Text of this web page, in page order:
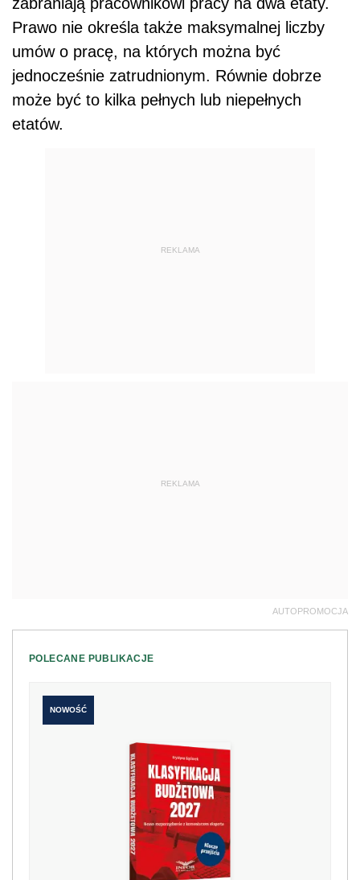
Prawo nie określa także maksymalnej liczby
umów o pracę, na których można być
jednocześnie zatrudnionym. Równie dobrze
może być to kilka pełnych lub niepełnych
etatów.
REKLAMA
REKLAMA
AUTOPROMOCJA
POLECANE PUBLIKACJE
NOWOŚĆ